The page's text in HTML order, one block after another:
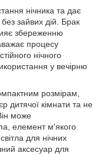
нічника та дає
зайвих дій. Брак
збереженню
процесу
нічного
у вечірню
розмірам,
дитячої кімнати та не
може
елемент м'якого
для нічних
аксесуар для